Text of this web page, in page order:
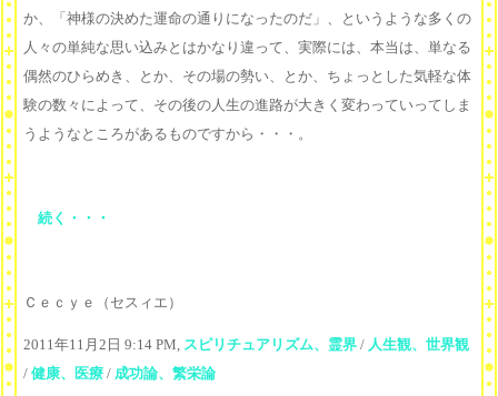
か、「神様の決めた運命の通りになったのだ」、というような多くの
人々の単純な思い込みとはかなり違って、実際には、本当は、単なる
偶然のひらめき、とか、その場の勢い、とか、ちょっとした気軽な体
験の数々によって、その後の人生の進路が大きく変わっていってしま
うようなところがあるものですから・・・。
続く・・・
Ｃｅｃｙｅ（セスィエ）
2011年11月2日 9:14 PM, スピリチュアリズム、霊界 / 人生観、世界観
/ 健康、医療 / 成功論、繁栄論